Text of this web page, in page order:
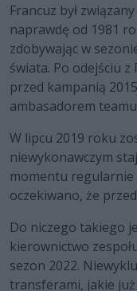
Francuz był
naprawdę od 1981
zdobywając w
świata. Po odejściu
przed kampanią
ambasadorem
W lipcu 2019 roku
niewykonawczym
momentu regularnie
oczekiwano, że
Do niczego takiego
kierownictwo
sezon 2022.
transferami, jakie